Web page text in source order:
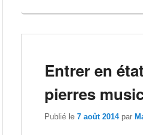
Entrer en
pierres
Publié le 7 août 2014 par